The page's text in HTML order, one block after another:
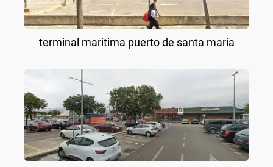
terminal maritima puerto de santa maria